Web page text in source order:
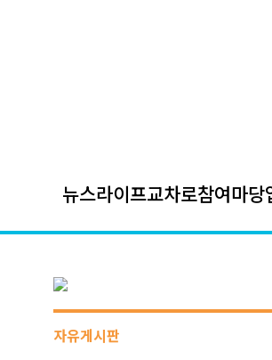
뉴스라이프교차로참여마당
자유게시판